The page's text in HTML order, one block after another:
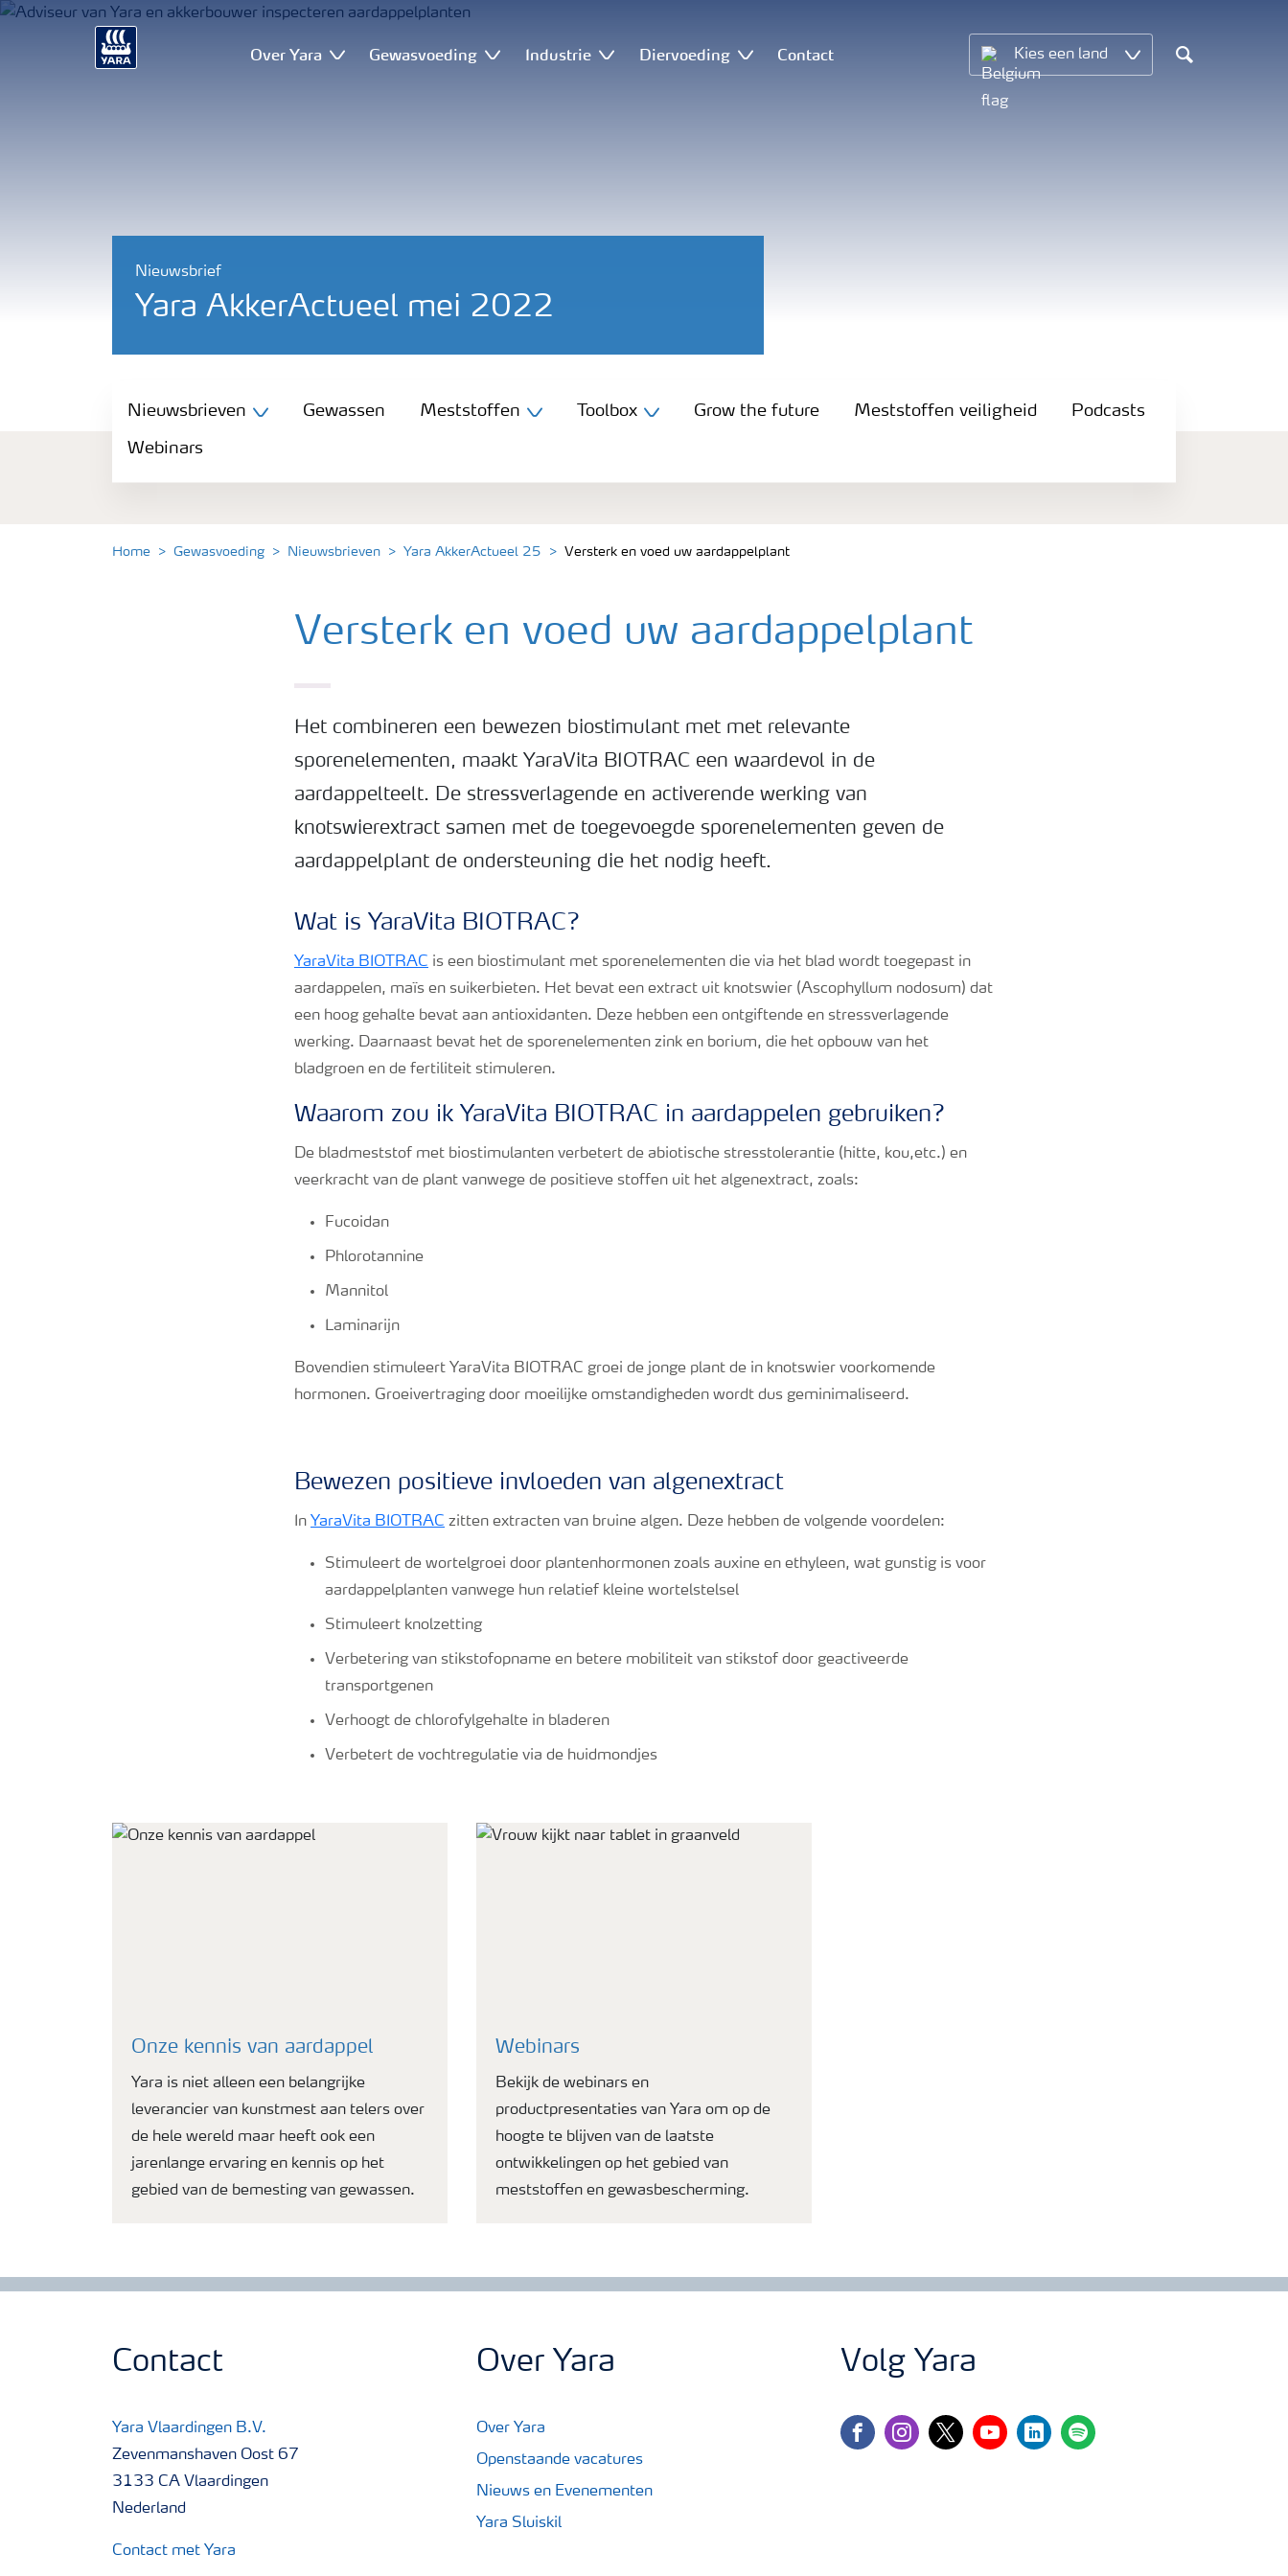
Over Yara Gewasvoeding Industrie Diervoeding Contact Kies een land
Search
Nieuwsbrief
Yara AkkerActueel mei 2022
Gewassen
Nieuwsbrieven Gewassen Meststoffen Toolbox Grow the future Meststoffen veiligheid Podcasts
Webinars
Home Gewasvoeding Nieuwsbrieven Yara AkkerActueel 25 Versterk en voed uw aardappelplant
Versterk en voed uw aardappelplant
Het combineren een bewezen biostimulant met met relevante
sporenelementen, maakt YaraVita BIOTRAC een waardevol in de
aardappelteelt. De stressverlagende en activerende werking van
knotswierextract samen met de toegevoegde sporenelementen geven de
aardappelplant de ondersteuning die het nodig heeft.
Wat is YaraVita BIOTRAC?
YaraVita BIOTRAC is een biostimulant met sporenelementen die via het blad wordt toegepast in
aardappelen, maïs en suikerbieten. Het bevat een extract uit knotswier (Ascophyllum nodosum) dat
een hoog gehalte bevat aan antioxidanten. Deze hebben een ontgiftende en stressverlagende
werking. Daarnaast bevat het de sporenelementen zink en borium, die het opbouw van het
bladgroen en de fertiliteit stimuleren.
Waarom zou ik YaraVita BIOTRAC in aardappelen gebruiken?
De bladmeststof met biostimulanten verbetert de abiotische stresstolerantie (hitte, kou,etc.) en
veerkracht van de plant vanwege de positieve stoffen uit het algenextract, zoals:
Fucoidan
Phlorotannine
Mannitol
Laminarijn
Bovendien stimuleert YaraVita BIOTRAC groei de jonge plant de in knotswier voorkomende
hormonen. Groeivertraging door moeilijke omstandigheden wordt dus geminimaliseerd.
Bewezen positieve invloeden van algenextract
In YaraVita BIOTRAC zitten extracten van bruine algen. Deze hebben de volgende voordelen:
Stimuleert de wortelgroei door plantenhormonen zoals auxine en ethyleen, wat gunstig is voor
aardappelplanten vanwege hun relatief kleine wortelstelsel
Stimuleert knolzetting
Verbetering van stikstofopname en betere mobiliteit van stikstof door geactiveerde
transportgenen
Verhoogt de chlorofylgehalte in bladeren
Verbetert de vochtregulatie via de huidmondjes
Onze kennis van aardappel
Yara is niet alleen een belangrijke
leverancier van kunstmest aan telers over
de hele wereld maar heeft ook een
jarenlange ervaring en kennis op het
gebied van de bemesting van gewassen.
Webinars
Bekijk de webinars en
productpresentaties van Yara om op de
hoogte te blijven van de laatste
ontwikkelingen op het gebied van
meststoffen en gewasbescherming.
Contact
Yara Vlaardingen B.V.
Zevenmanshaven Oost 67
3133 CA Vlaardingen
Nederland
Contact met Yara
Over Yara
Over Yara
Openstaande vacatures
Nieuws en Evenementen
Yara Sluiskil
Volg Yara
facebookinstagram
twitteryoutubelinkedinspotify